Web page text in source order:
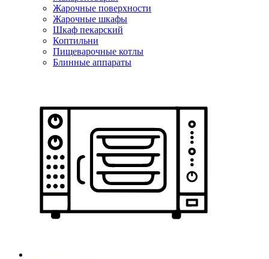
Жарочные поверхности
Жарочные шкафы
Шкаф пекарский
Коптильни
Пищеварочные котлы
Блинные аппараты